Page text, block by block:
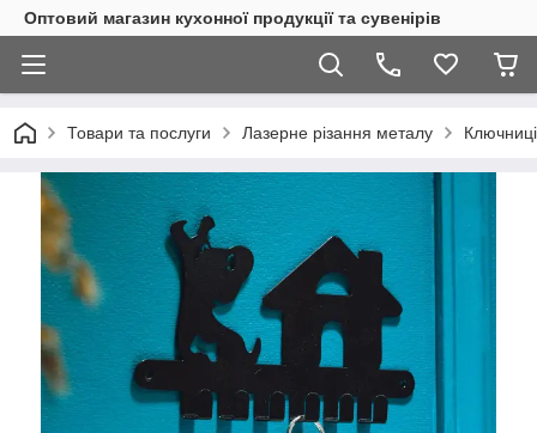
Оптовий магазин кухонної продукції та сувенірів
Товари та послуги Лазерне різання металу